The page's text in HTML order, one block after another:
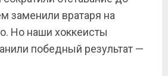
заменили вратаря на
Но наши хоккеисты
победный результат —